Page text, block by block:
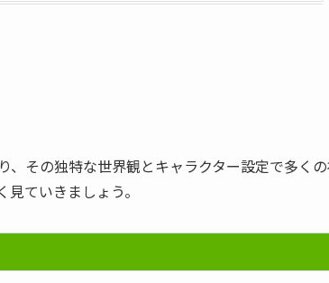
その独特な世界観とキャラクター設定で多く
ていきましょう。